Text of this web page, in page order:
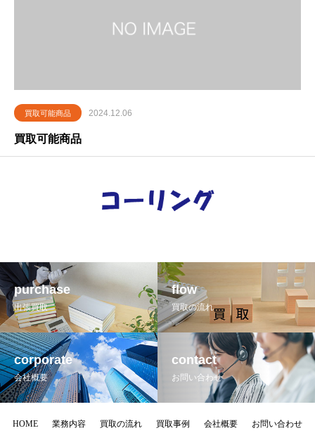
買取可能商品 2024.12.06
買取可能商品
purchase
出張買取
flow
買取の流れ
corporate
会社概要
contact
お問い合わせ
HOME 業務内容 買取の流れ 買取事例 会社概要 お問い合わせ